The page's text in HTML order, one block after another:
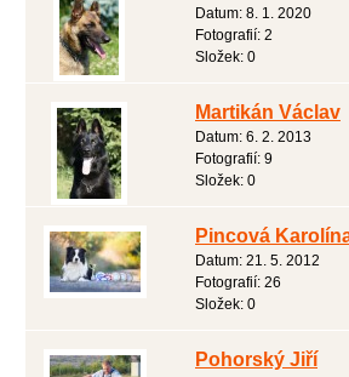
Datum: 8. 1. 2020
Fotografií: 2
Složek: 0
Martikán Václav
Datum: 6. 2. 2013
Fotografií: 9
Složek: 0
Pincová
Datum: 21. 5. 2012
Fotografií: 26
Složek: 0
Pohorský Jiří